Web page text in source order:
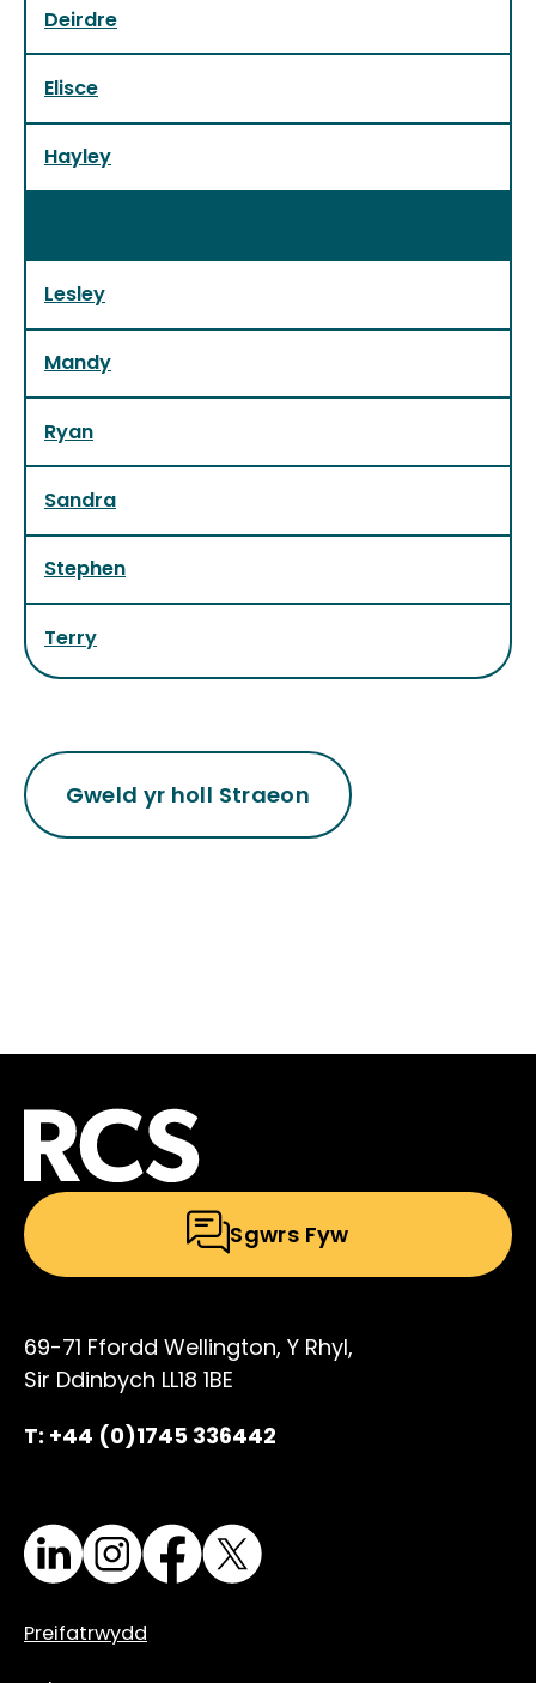
Deirdre
Elisce
Hayley
Lesley
Mandy
Ryan
Sandra
Stephen
Terry
Gweld yr holl Straeon
Sgwrs Fyw
69-71 Ffordd Wellington, Y Rhyl,
Sir Ddinbych LL18 1BE
T: +44 (0)1745 336442
LinkedInInstagram
Facebook
Preifatrwydd